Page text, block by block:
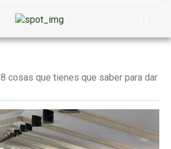
8 cosas que tienes que saber para dar